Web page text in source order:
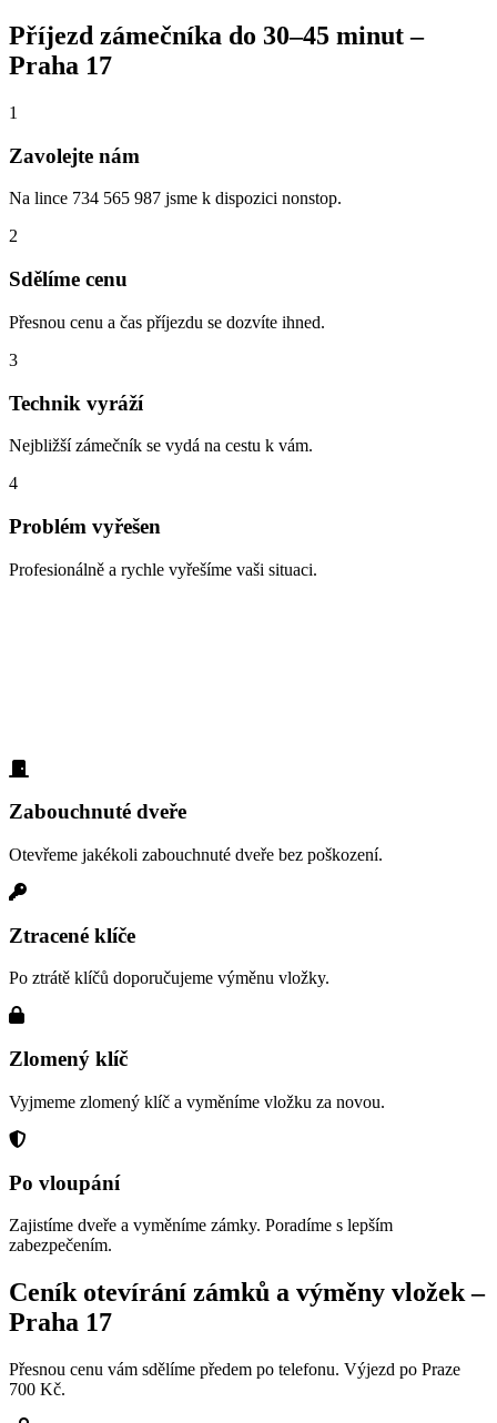
Příjezd zámečníka do 30–45 minut–
Praha 17
1
Zavolejte nám
Na lince 734 565 987 jsme k dispozici nonstop.
2
Sdělíme cenu
Přesnou cenu a čas příjezdu se dozvíte ihned.
3
Technik vyráží
Nejbližší zámečník se vydá na cestu k vám.
4
Problém vyřešen
Profesionálně a rychle vyřešíme vaši situaci.
Zabouchnuté dveře
Otevřeme jakékoli zabouchnuté dveře bez poškození.
Ztracené klíče
Po ztrátě klíčů doporučujeme výměnu vložky.
Zlomený klíč
Vyjmeme zlomený klíč a vyměníme vložku za novou.
Po vloupání
Zajistíme dveře a vyměníme zámky. Poradíme s lepším
zabezpečením.
Ceník otevírání zámků a výměny vložek –
Praha 17
Přesnou cenu vám sdělíme předem po telefonu. Výjezd po Praze
700 Kč.